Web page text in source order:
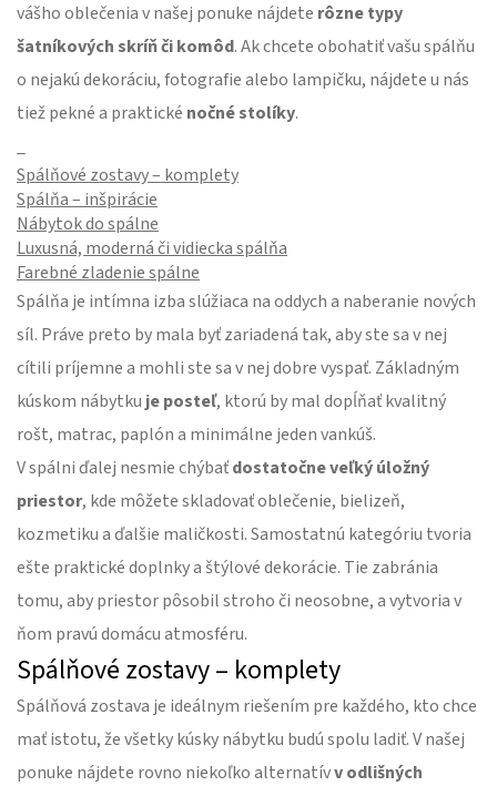
vášho oblečenia v našej ponuke nájdete rôzne typy
šatníkových skríň či komôd. Ak chcete obohatiť vašu spálňu
o nejakú dekoráciu, fotografie alebo lampičku, nájdete u nás
tiež pekné a praktické nočné stolíky.
Spálňové zostavy – komplety
Spálňa – inšpirácie
Nábytok do spálne
Luxusná, moderná či vidiecka spálňa
Farebné zladenie spálne
Spálňa je intímna izba slúžiaca na oddych a naberanie nových
síl. Práve preto by mala byť zariadená tak, aby ste sa v nej
cítili príjemne a mohli ste sa v nej dobre vyspať. Základným
kúskom nábytku je posteľ, ktorú by mal dopĺňať kvalitný
rošt, matrac, paplón a minimálne jeden vankúš.
V spálni ďalej nesmie chýbaťdostatočne veľký úložný
priestor, kde môžete skladovať oblečenie, bielizeň,
kozmetiku a ďalšie maličkosti. Samostatnú kategóriu tvoria
ešte praktické doplnky a štýlové dekorácie. Tie zabránia
tomu, aby priestor pôsobil stroho či neosobne, a vytvoria v
ňom pravú domácu atmosféru.
Spálňové zostavy – komplety
Spálňová zostava je ideálnym riešením pre každého, kto chce
mať istotu, že všetky kúsky nábytku budú spolu ladiť. V našej
ponuke nájdete rovno niekoľko alternatívv odlišných